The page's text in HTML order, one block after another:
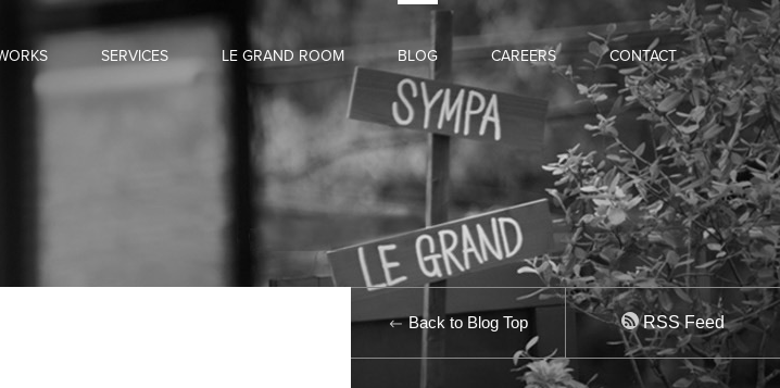
SERVICES LE GRAND ROOM BLOG CAREERS CONTACT
Back to Blog Top RSS Feed